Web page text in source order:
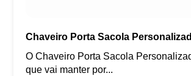
Chaveiro Porta Sacola
O Chaveiro Porta Sacola
que vai manter por...